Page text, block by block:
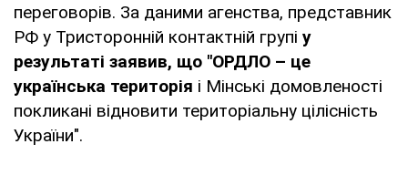
переговорів. За даними агенства, представник
РФ у Тристоронній контактній групі у
результаті заявив, що "ОРДЛО – це
українська територія і Мінські домовленості
покликані відновити територіальну цілісність
України".